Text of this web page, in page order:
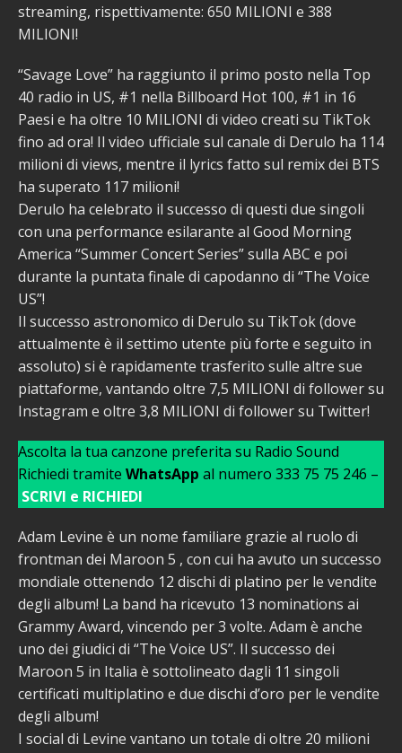
streaming, rispettivamente: 650 MILIONI e 388
MILIONI!
“Savage Love” ha raggiunto il primo posto nella Top
40 radio in US, #1 nella Billboard Hot 100, #1 in 16
Paesi e ha oltre 10 MILIONI di video creati su TikTok
fino ad ora! Il video ufficiale sul canale di Derulo ha 114
milioni di views, mentre il lyrics fatto sul remix dei BTS
ha superato 117 milioni!
Derulo ha celebrato il successo di questi due singoli
con una performance esilarante al Good Morning
America “Summer Concert Series” sulla ABC e poi
durante la puntata finale di capodanno di “The Voice
US”!
Il successo astronomico di Derulo su TikTok (dove
attualmente è il settimo utente più forte e seguito in
assoluto) si è rapidamente trasferito sulle altre sue
piattaforme, vantando oltre 7,5 MILIONI di follower su
Instagram e oltre 3,8 MILIONI di follower su Twitter!
Ascolta la tua canzone preferita su Radio Sound
Richiedi tramite WhatsApp al numero 333 75 75 246 –
SCRIVI e RICHIEDI
Adam Levine è un nome familiare grazie al ruolo di
frontman dei Maroon 5 , con cui ha avuto un successo
mondiale ottenendo 12 dischi di platino per le vendite
degli album! La band ha ricevuto 13 nominations ai
Grammy Award, vincendo per 3 volte. Adam è anche
uno dei giudici di “The Voice US”. Il successo dei
Maroon 5 in Italia è sottolineato dagli 11 singoli
certificati multiplatino e due dischi d’oro per le vendite
degli album!
I social di Levine vantano un totale di oltre 20 milioni